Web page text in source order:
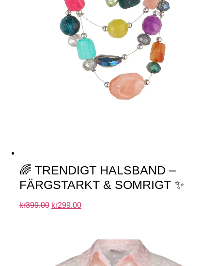
🌈 TRENDIGT HALSBAND –
FÄRGSTARKT & SOMRIGT ✨
kr399.00 kr299.00